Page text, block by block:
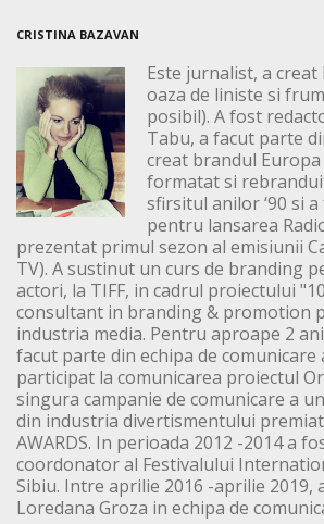
CRISTINA BAZAVAN
Este jurnalist, a creat
oaza de liniste si
posibil). A fost
Tabu, a facut parte
creat brandul Europa
formatat si
sfirsitul anilor ‘90 si
pentru lansarea
prezentat primul sezon al emisiunii
TV). A sustinut un curs de branding
actori, la TIFF, in cadrul proiectului
consultant in branding & promotion
industria media. Pentru aproape 2
facut parte din echipa de comunicare
participat la comunicarea proiectul
singura campanie de comunicare a
din industria divertismentului
AWARDS. In perioada 2012 -2014 a
coordonator al Festivalului
Sibiu. Intre aprilie 2016 -aprilie 2019,
Loredana Groza in echipa de